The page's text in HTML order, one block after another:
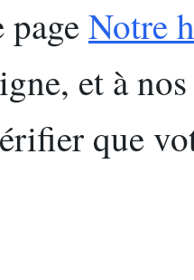
pageNotre
et à
que